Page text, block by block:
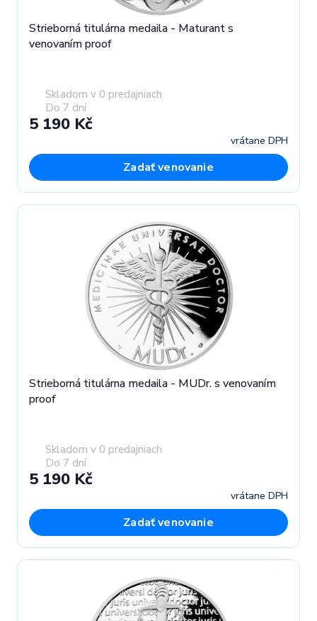
Strieborná titulárna medaila - Maturant s
venovaním proof
Skladom v 0 predajniach
Do 7 dní
5 190 Kč
vrátane DPH
Zadať venovanie
Strieborná titulárna medaila - MUDr. s venovaním
proof
Skladom v 0 predajniach
Do 7 dní
5 190 Kč
vrátane DPH
Zadať venovanie